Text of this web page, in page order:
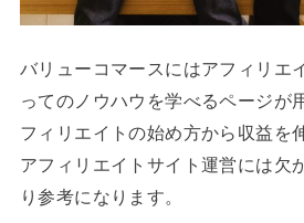
バリューコマースにはアフィリエ
ってのノウハウを学べるページが
フィリエイトの始め方から収益を
アフィリエイトサイト運営には欠
り参考になります。